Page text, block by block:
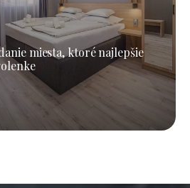
miesta, ktoré najlepšie